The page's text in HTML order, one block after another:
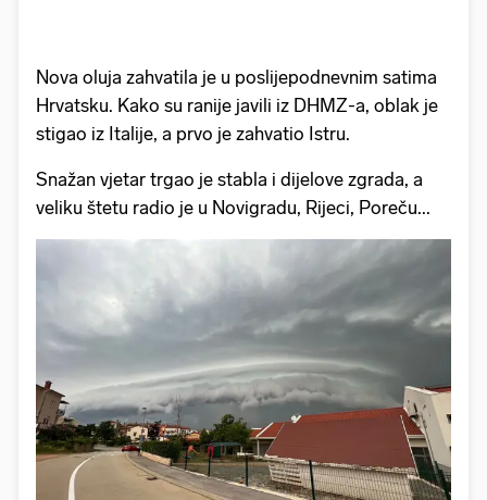
Nova oluja zahvatila je u poslijepodnevnim satima
Hrvatsku. Kako su ranije javili iz DHMZ-a, oblak je
stigao iz Italije, a prvo je zahvatio Istru.
Snažan vjetar trgao je stabla i dijelove zgrada, a
veliku štetu radio je u Novigradu, Rijeci, Poreču...